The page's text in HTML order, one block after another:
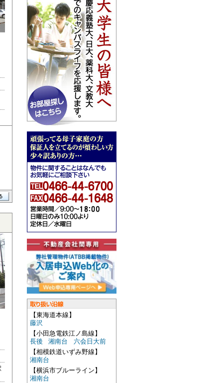
【東海道本線】
藤沢
【小田急電鉄江ノ島線】
長後
湘南台
六会日大前
【相模鉄道いずみ野線】
湘南台
【横浜市ブルーライン】
湘南台